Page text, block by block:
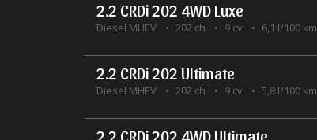
2.2 CRDi 202 4WD Luxe
Diesel MHEV 202 ch 9 cv 6,1 l/100 km
2.2 CRDi 202 Ultimate
Diesel MHEV 202 ch 9 cv 5,8 l/100 km
2.2 CRDi 202 4WD Ultimate